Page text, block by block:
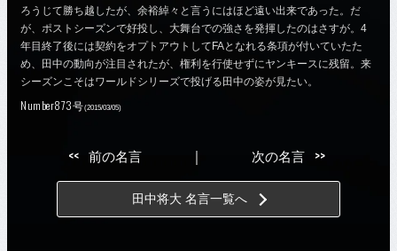
ろうじて勝ち越したが、余裕綽々と言うにはほど遠い出来であった。だ
が、ポストシーズンで好投し、大舞台での強さを発揮したのはさすが。4
年目終了後には契約をオプトアウトしてFAとなれる条項が付いていたた
め、田中の動向が注目されたが、権利を行使せずにヤンキースに残留。来
シーズンこそはワールドシリーズで投げる田中の姿が見たい。
Number873号(2015/03/05)
<< 前の名言 次の名言 >>
田中将大 名言一覧へ